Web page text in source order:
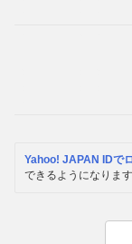
Yahoo! JAPAN IDで
できるようになります